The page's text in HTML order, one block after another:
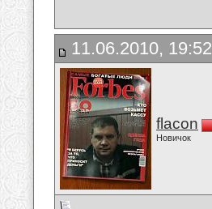
11.06.2010, 19:52
flacon
Новичок